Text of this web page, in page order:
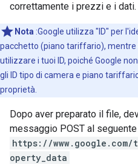
correttamente i prezzi e i dati.
Nota :Google utilizza "ID" per
pacchetto (piano tariffario), mentre
utilizzare i tuoi ID, poiché Google
gli ID tipo di camera e piano
proprietà.
Dopo aver preparato il file,
messaggio POST al
https://
operty_data